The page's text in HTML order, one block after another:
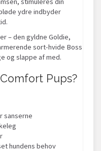
ydre indbyder
– den gyldne Goldie,
sort-hvide Boss
og slappe af med.
Pups?
sanserne
hundens behov